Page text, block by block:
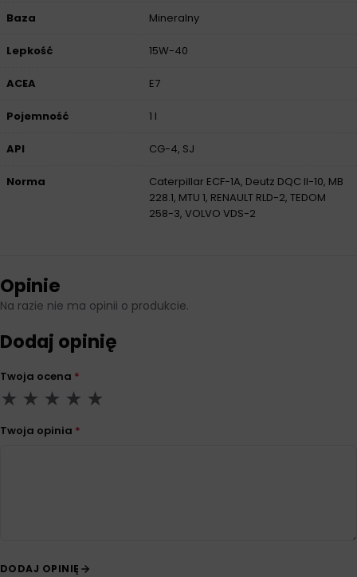
Baza Mineralny
Lepkość 15W-40
ACEA E7
Pojemność 1 l
API CG-4, SJ
Norma
Caterpillar ECF-1A, Deutz DQC II-10, MB
228.1, MTU 1, RENAULT RLD-2, TEDOM
258-3, VOLVO VDS-2
Opinie
Na razie nie ma opinii o produkcie.
Dodaj opinię
Twoja ocena *
Twoja opinia *
DODAJ OPINIĘ